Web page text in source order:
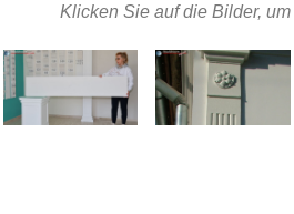
Klicken Sie auf die Bilder,